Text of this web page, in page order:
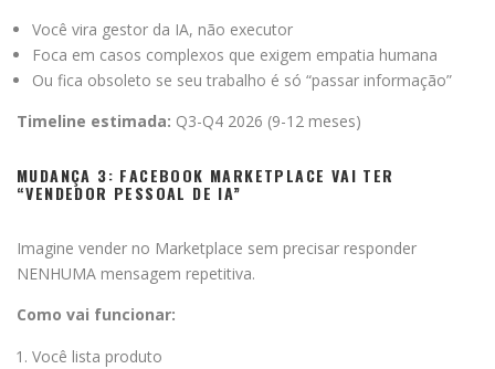
Você vira gestor da IA, não executor
Foca em casos complexos que exigem empatia humana
Ou fica obsoleto se seu trabalho é só “passar informação”
Timeline estimada: Q3-Q4 2026 (9-12 meses)
MUDANÇA 3: FACEBOOK MARKETPLACE VAI TER
“VENDEDOR PESSOAL DE IA”
Imagine vender no Marketplace sem precisar responder
NENHUMA mensagem repetitiva.
Como vai funcionar:
Você lista produto